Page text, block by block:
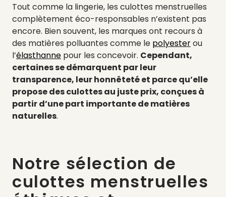
Tout comme la lingerie, les culottes menstruelles
complètement éco-responsables n’existent pas
encore. Bien souvent, les marques ont recours à
des matières polluantes comme le polyesterou
l’élasthanne pour les concevoir. Cependant,
certaines se démarquent par leur
transparence, leur honnêteté et parce qu’elle
propose des culottes au juste prix, conçues à
partir d’une part importante de matières
naturelles.
Notre sélection de
culottes menstruelles